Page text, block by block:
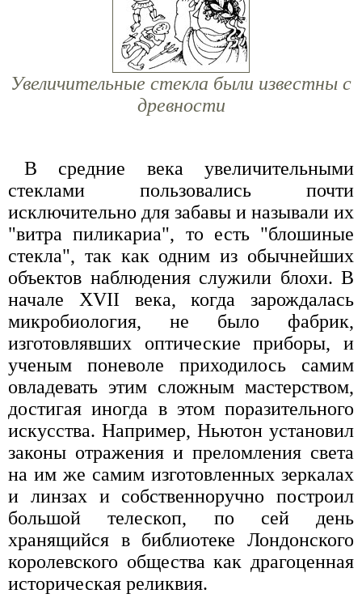
Увеличительные стекла были известны с
древности
В средние века увеличительными
стеклами пользовались почти
исключительно для забавы и называли их
"витра пиликариа", то есть "блошиные
стекла", так как одним из обычнейших
объектов наблюдения служили блохи. В
начале XVII века, когда зарождалась
микробиология, не было фабрик,
изготовлявших оптические приборы, и
ученым поневоле приходилось самим
овладевать этим сложным мастерством,
достигая иногда в этом поразительного
искусства. Например, Ньютон установил
законы отражения и преломления света
на им же самим изготовленных зеркалах
и линзах и собственноручно построил
большой телескоп, по сей день
хранящийся в библиотеке Лондонского
королевского общества как драгоценная
историческая реликвия.